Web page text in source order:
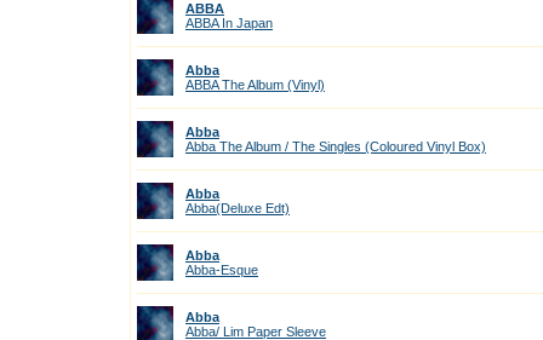
ABBA
ABBA In Japan
Abba
ABBA The Album (Vinyl)
Abba
Abba The Album / The Singles (Coloured Vinyl Box)
Abba
Abba(Deluxe Edt)
Abba
Abba-Esque
Abba
Abba/ Lim Paper Sleeve